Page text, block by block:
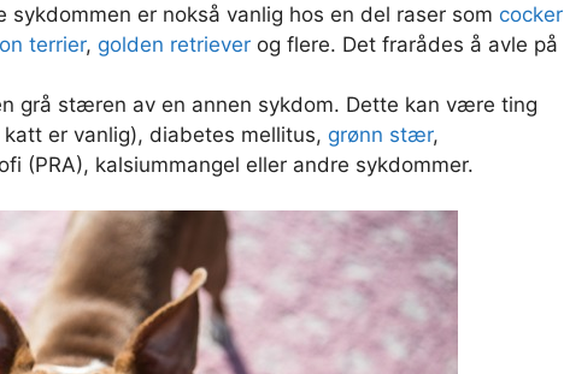
sykdommen er nokså vanlig hos en del raser som cocker
terrier, golden retriever og flere. Det frarådes å avle på
grå stæren av en annen sykdom. Dette kan være ting
er vanlig), diabetes mellitus, grønn stær,
(PRA), kalsiummangel eller andre sykdommer.